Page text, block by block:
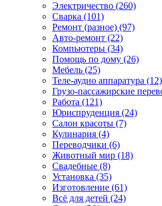
Электричество (260)
Сварка (101)
Ремонт (разное) (97)
Авто-ремонт (22)
Компьютеры (34)
Помощь по дому (26)
Мебель (25)
Теле-аудио аппаратура (12)
Грузо-пассажирские
Работа (121)
Юриспруденция (24)
Салон красоты (7)
Кулинария (4)
Переводчики (6)
Животный мир (18)
Свадебные (8)
Установка (35)
Изготовление (61)
Всё для детей (24)